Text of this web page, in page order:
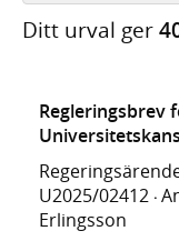
Ditt urval ger
Regleringsbrev
U2025/02412 ·
Erlingsson